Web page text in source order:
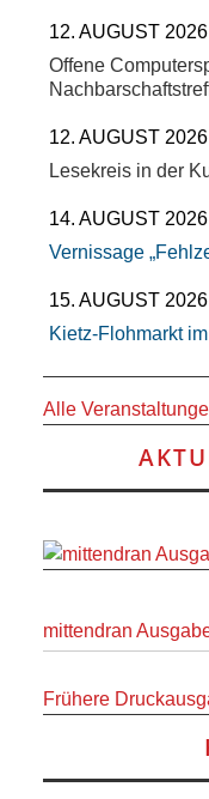
SACHE
RAUM
BAUEN
UND
UND
DER
12. AUGUST
Offene
12. AUGUST
Lesekreis in der
14. AUGUST
Vernissage
15. AUGUST
Kietz-Flohmarkt
Alle
mittendran
Frühere